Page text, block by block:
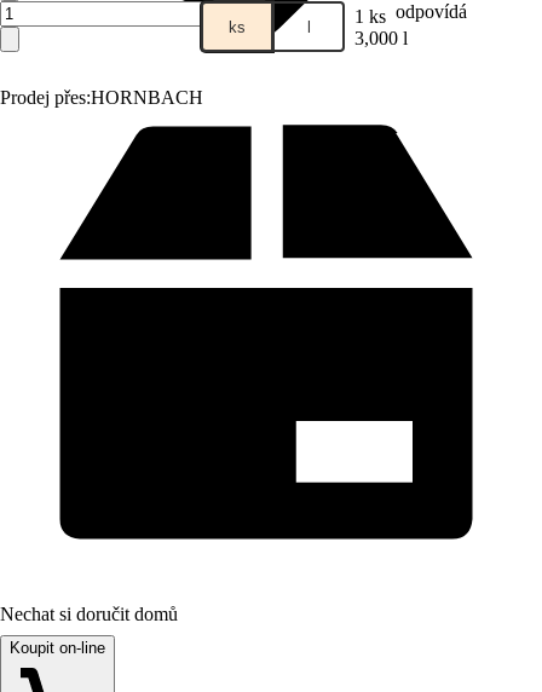
Prodej přes:HORNBACH
ks l 1 ks odpovídá
3,000 l
Nechat si doručit domů
Koupit on-line